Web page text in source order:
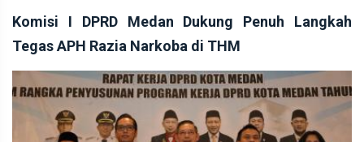
Komisi I DPRD Medan Dukung Penuh Langkah
Tegas APH Razia Narkoba di THM